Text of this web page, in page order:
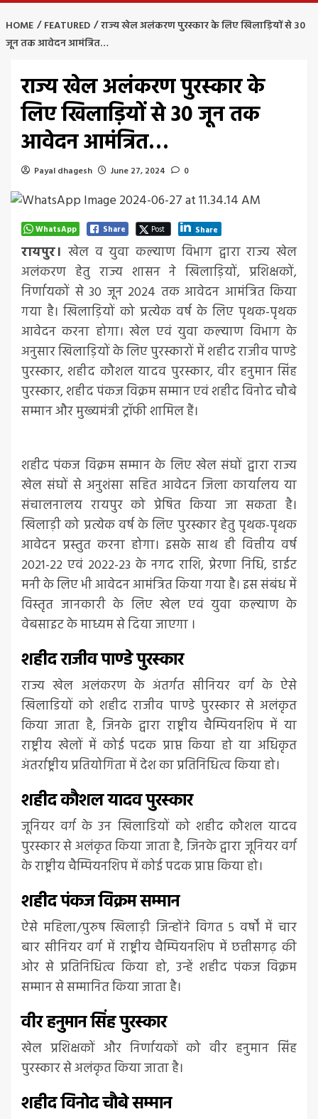
HOME FEATURED
राज्य खेल अलंकरण पुरस्कार के लिए खिलाड़ियों से 30
जून तक आवेदन आमंत्रित…
राज्य खेल अलंकरण पुरस्कार के
लिए खिलाड़ियों से 30 जून तक
आवेदन आमंत्रित…
Payal dhagesh June 27, 2024 0
WhatsApp Share Post Share
रायपुर। खेल व युवा कल्याण विभाग द्वारा राज्य खेल
अलंकरण हेतु राज्य शासन ने खिलाड़ियों, प्रशिक्षकों,
निर्णायकों से 30 जून 2024 तक आवेदन आमंत्रित किया
गया है। खिलाड़ियों को प्रत्येक वर्ष के लिए पृथक-पृथक
आवेदन करना होगा। खेल एवं युवा कल्याण विभाग के
अनुसार खिलाड़ियों के लिए पुरस्कारों में शहीद राजीव पाण्डे
पुरस्कार, शहीद कौशल यादव पुरस्कार, वीर हनुमान सिंह
पुरस्कार, शहीद पंकज विक्रम सम्मान एवं शहीद विनोद चौबे
सम्मान और मुख्यमंत्री ट्रॉफी शामिल हैं।
शहीद पंकज विक्रम सम्मान के लिए खेल संघों द्वारा राज्य
खेल संघों से अनुशंसा सहित आवेदन जिला कार्यालय या
संचालनालय रायपुर को प्रेषित किया जा सकता है।
खिलाड़ी को प्रत्येक वर्ष के लिए पुरस्कार हेतु पृथक-पृथक
आवेदन प्रस्तुत करना होगा। इसके साथ ही वित्तीय वर्ष
2021-22 एवं 2022-23 के नगद राशि, प्रेरणा निधि, डाईट
मनी के लिए भी आवेदन आमंत्रित किया गया है। इस संबंध में
विस्तृत जानकारी के लिए खेल एवं युवा कल्याण के
वेबसाइट के माध्यम से दिया जाएगा ।
शहीद राजीव पाण्डे पुरस्कार
राज्य खेल अलंकरण के अंतर्गत सीनियर वर्ग के ऐसे
खिलाडियों को शहीद राजीव पाण्डे पुरस्कार से अलंकृत
किया जाता है, जिनके द्वारा राष्ट्रीय चैम्पियनशिप में या
राष्ट्रीय खेलों में कोई पदक प्राप्त किया हो या अधिकृत
अंतर्राष्ट्रीय प्रतियोगिता में देश का प्रतिनिधित्व किया हो।
शहीद कौशल यादव पुरस्कार
जूनियर वर्ग के उन खिलाडियों को शहीद कौशल यादव
पुरस्कार से अलंकृत किया जाता है, जिनके द्वारा जूनियर वर्ग
के राष्ट्रीय चैम्पियनशिप में कोई पदक प्राप्त किया हो।
शहीद पंकज विक्रम सम्मान
ऐसे महिला/पुरुष खिलाड़ी जिन्होंने विगत 5 वर्षों में चार
बार सीनियर वर्ग में राष्ट्रीय चैम्पियनशिप में छत्तीसगढ़ की
ओर से प्रतिनिधित्व किया हो, उन्हें शहीद पंकज विक्रम
सम्मान से सम्मानित किया जाता है।
वीर हनुमान सिंह पुरस्कार
खेल प्रशिक्षकों और निर्णायकों को वीर हनुमान सिंह
पुरस्कार से अलंकृत किया जाता है।
शहीद विनोद चौबे सम्मान